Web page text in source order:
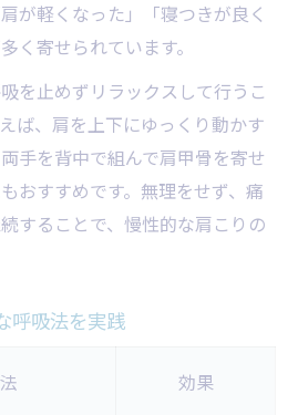
が軽くなった」「寝つきが良く
く寄せられています。
を止めずリラックスして行うこ
ば、肩を上下にゆっくり動かす
手を背中で組んで肩甲骨を寄せ
おすすめです。無理をせず、痛
することで、慢性的な肩こりの
呼吸法を実践
効果